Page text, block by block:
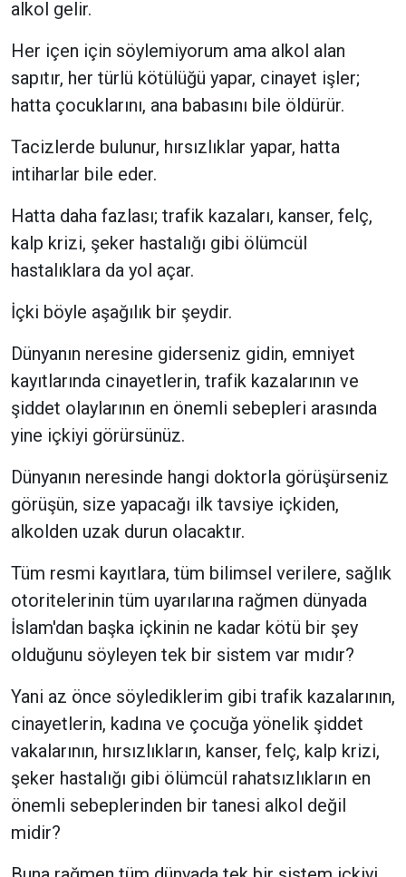
alkol gelir.
Her içen için söylemiyorum ama alkol alan
sapıtır, her türlü kötülüğü yapar, cinayet işler;
hatta çocuklarını, ana babasını bile öldürür.
Tacizlerde bulunur, hırsızlıklar yapar, hatta
intiharlar bile eder.
Hatta daha fazlası; trafik kazaları, kanser, felç,
kalp krizi, şeker hastalığı gibi ölümcül
hastalıklara da yol açar.
İçki böyle aşağılık bir şeydir.
Dünyanın neresine giderseniz gidin, emniyet
kayıtlarında cinayetlerin, trafik kazalarının ve
şiddet olaylarının en önemli sebepleri arasında
yine içkiyi görürsünüz.
Dünyanın neresinde hangi doktorla görüşürseniz
görüşün, size yapacağı ilk tavsiye içkiden,
alkolden uzak durun olacaktır.
Tüm resmi kayıtlara, tüm bilimsel verilere, sağlık
otoritelerinin tüm uyarılarına rağmen dünyada
İslam'dan başka içkinin ne kadar kötü bir şey
olduğunu söyleyen tek bir sistem var mıdır?
Yani az önce söylediklerim gibi trafik kazalarının,
cinayetlerin, kadına ve çocuğa yönelik şiddet
vakalarının, hırsızlıkların, kanser, felç, kalp krizi,
şeker hastalığı gibi ölümcül rahatsızlıkların en
önemli sebeplerinden bir tanesi alkol değil
midir?